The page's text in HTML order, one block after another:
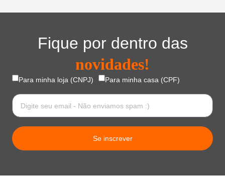
Fique por dentro das
novidades!
Para minha loja (CNPJ) Para minha casa (CPF)
Se inscrever